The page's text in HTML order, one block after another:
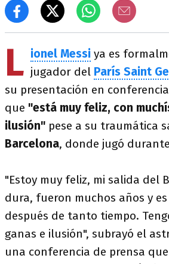
L ionel Messi ya es
jugador del París Saint
su presentación en
que "está muy feliz, con
ilusión" pese a su traumática
Barcelona, donde jugó
"Estoy muy feliz, mi salida del
dura, fueron muchos años y
después de tanto tiempo.
ganas e ilusión", subrayó el
una conferencia de prensa